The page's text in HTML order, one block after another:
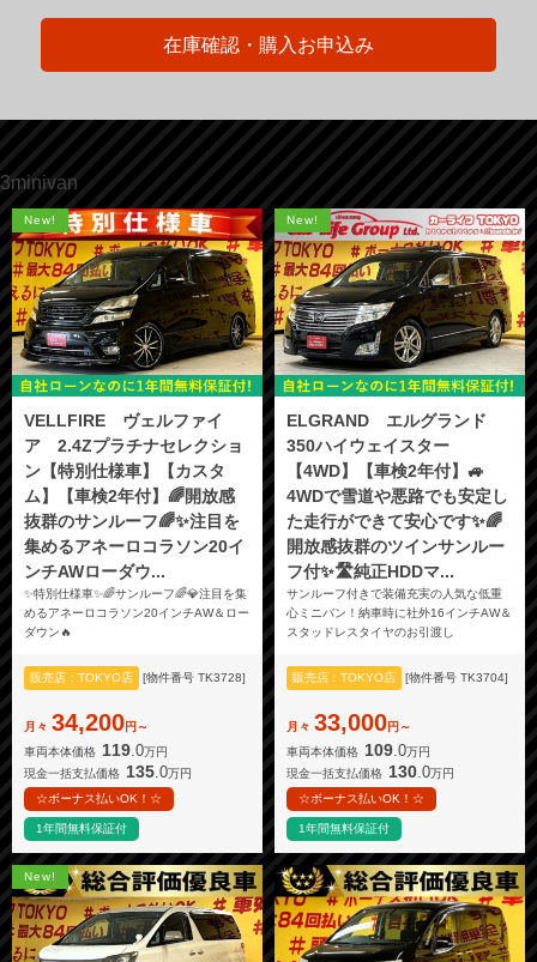
在庫確認・購入お申込み
3minivan
New!
VELLFIRE ヴェルファイ
ア 2.4Zプラチナセレクショ
ン【特別仕様車】【カスタ
ム】【車検2年付】🌈開放感
抜群のサンルーフ🌈✨注目を
集めるアネーロコラソン20イ
ンチAWローダウ...
✨特別仕様車✨🌈サンルーフ🌈💎注目を集
めるアネーロコラソン20インチAW＆ロー
ダウン🔥
販売店：TOKYO店 [物件番号 TK3728]
月々 34,200円～
車両本体価格 119 .0万円
現金一括支払価格 135.0万円
☆ボーナス払いOK！☆
1年間無料保証付
New!
ELGRAND エルグランド
350ハイウェイスター
【4WD】【車検2年付】🚙
4WDで雪道や悪路でも安定し
た走行ができて安心です✨🌈
開放感抜群のツインサンルー
フ付✨🛣️純正HDDマ...
サンルーフ付きで装備充実の人気な低重
心ミニバン！納車時に社外16インチAW＆
スタッドレスタイヤのお引渡し
販売店：TOKYO店 [物件番号 TK3704]
月々 33,000円～
車両本体価格 109 .0万円
現金一括支払価格 130.0万円
☆ボーナス払いOK！☆
1年間無料保証付
New!